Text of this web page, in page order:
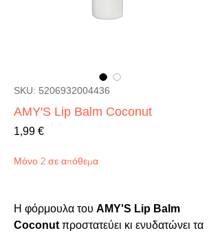
SKU: 5206932004436
AMY'S Lip Balm Coconut
1,99 €Τιμή
Μόνο 2 σε απόθεμα
Η φόρμουλα του AMY'S Lip Balm
Coconut προστατεύει κι ενυδατώνει τα